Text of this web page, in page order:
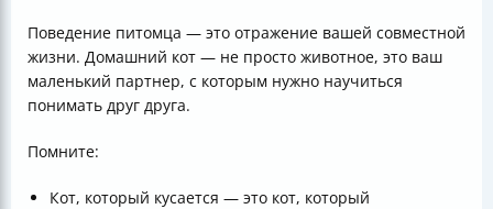
Поведение питомца — это отражение вашей совместной
жизни. Домашний кот — не просто животное, это ваш
маленький партнер, с которым нужно научиться
понимать друг друга.
Помните:
Кот, который кусается — это кот, который